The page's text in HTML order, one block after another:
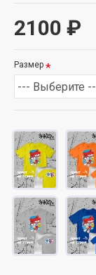
2100 ₽
Размер